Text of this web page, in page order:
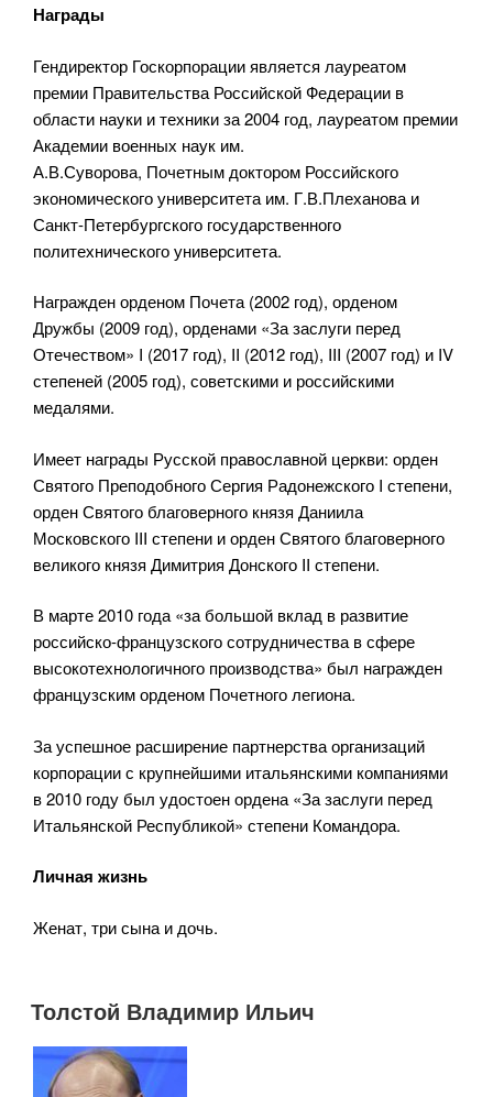
Награды
Гендиректор Госкорпорации является лауреатом
премии Правительства Российской Федерации в
области науки и техники за 2004 год, лауреатом премии
Академии военных наук им.
А.В.Суворова, Почетным доктором Российского
экономического университета им. Г.В.Плеханова и
Санкт-Петербургского государственного
политехнического университета.
Награжден орденом Почета (2002 год), орденом
Дружбы (2009 год), орденами «За заслуги перед
Отечеством» I (2017 год), II (2012 год), III (2007 год) и IV
степеней (2005 год), советскими и российскими
медалями.
Имеет награды Русской православной церкви: орден
Святого Преподобного Сергия Радонежского I степени,
орден Святого благоверного князя Даниила
Московского III степени и орден Святого благоверного
великого князя Димитрия Донского II степени.
В марте 2010 года «за большой вклад в развитие
российско-французского сотрудничества в сфере
высокотехнологичного производства» был награжден
французским орденом Почетного легиона.
За успешное расширение партнерства организаций
корпорации с крупнейшими итальянскими компаниями
в 2010 году был удостоен ордена «За заслуги перед
Итальянской Республикой» степени Командора.
Личная жизнь
Женат, три сына и дочь.
Толстой Владимир Ильич